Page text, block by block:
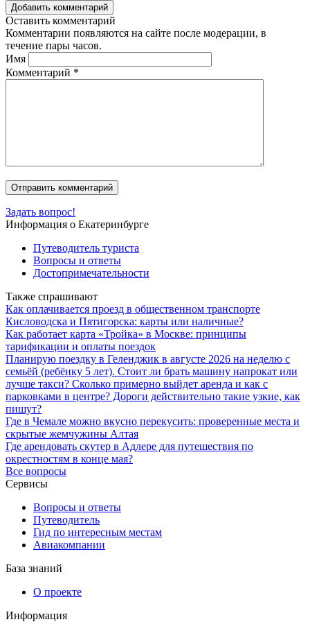
Добавить комментарий
Оставить комментарий
Комментарии появляются на сайте после модерации, в
течение пары часов.
Имя
Комментарий *
Задать вопрос!
Информация о Екатеринбурге
Путеводитель туриста
Вопросы и ответы
Достопримечательности
Также спрашивают
Как оплачивается проезд в общественном транспорте
Кисловодска и Пятигорска: карты или наличные?
Как работает карта «Тройка» в Москве: принципы
тарификации и оплаты поездок
Планирую поездку в Геленджик в августе 2026 на неделю с
семьёй (ребёнку 5 лет). Стоит ли брать машину напрокат или
лучше такси? Сколько примерно выйдет аренда и как с
парковками в центре? Дороги действительно такие узкие, как
пишут?
Где в Чемале можно вкусно перекусить: проверенные места и
скрытые жемчужины Алтая
Где арендовать скутер в Адлере для путешествия по
окрестностям в конце мая?
Все вопросы
Сервисы
Вопросы и ответы
Путеводитель
Гид по интересным местам
Авиакомпании
База знаний
О проекте
Информация